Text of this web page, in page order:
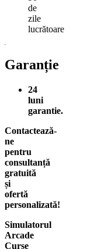
de
zile
lucrătoare
Garanție
24
luni
garantie.
Contactează-
ne
pentru
consultanță
gratuită
și
ofertă
personalizată!
Simulatorul
Arcade
Curse